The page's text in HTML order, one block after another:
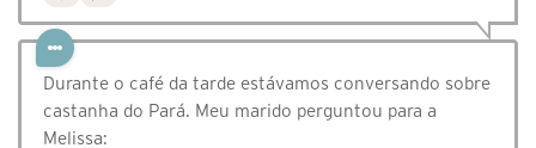
Durante o café da tarde estávamos conversando sobre
castanha do Pará. Meu marido perguntou para a
Melissa: